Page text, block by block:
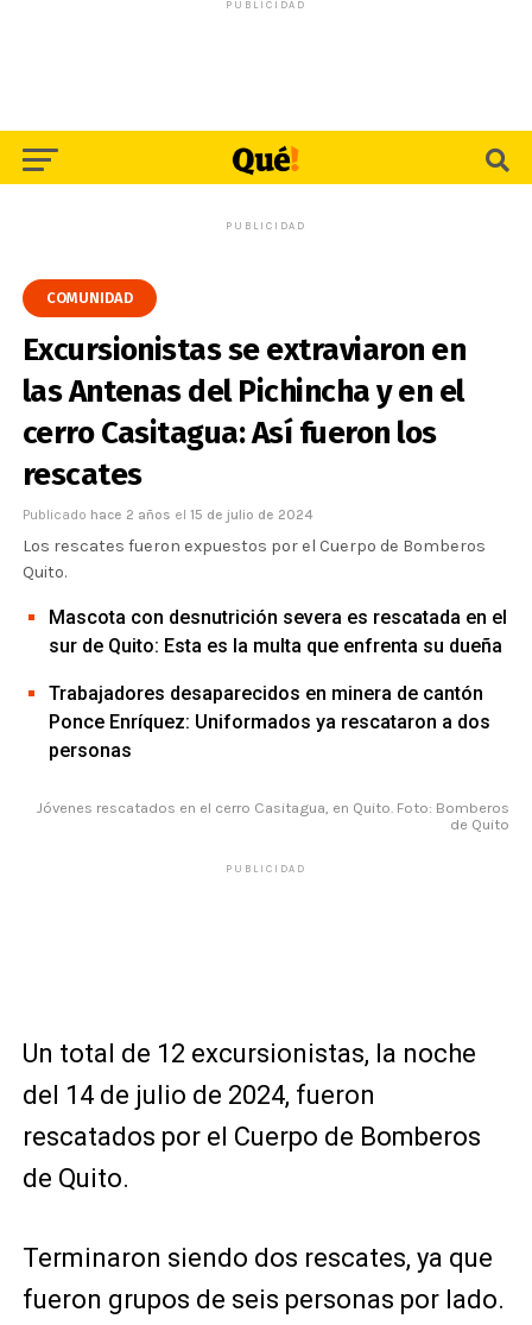
PUBLICIDAD
PUBLICIDAD
COMUNIDAD
Excursionistas se extraviaron en
las Antenas del Pichincha y en el
cerro Casitagua: Así fueron los
rescates
Publicado hace 2 años el 15 de julio de 2024
Los rescates fueron expuestos por el Cuerpo de Bomberos
Quito.
Mascota con desnutrición severa es rescatada en el
sur de Quito: Esta es la multa que enfrenta su dueña
Trabajadores desaparecidos en minera de cantón
Ponce Enríquez: Uniformados ya rescataron a dos
personas
Jóvenes rescatados en el cerro Casitagua, en Quito. Foto: Bomberos
de Quito
PUBLICIDAD
Un total de 12 excursionistas, la noche
del 14 de julio de 2024, fueron
rescatados por el Cuerpo de Bomberos
de Quito.
Terminaron siendo dos rescates, ya que
fueron grupos de seis personas por lado.